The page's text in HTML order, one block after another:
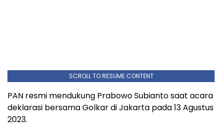
SCROLL TO RESUME CONTENT
PAN resmi mendukung Prabowo Subianto saat acara
deklarasi bersama Golkar di Jakarta pada 13 Agustus
2023.